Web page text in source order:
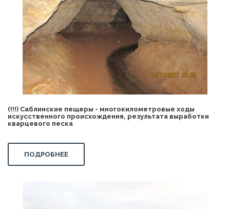
(!!!) Саблинские пещеры - многокилометровые ходы
искусственного происхождения, результата выработки
кварцевого песка
ПОДРОБНЕЕ